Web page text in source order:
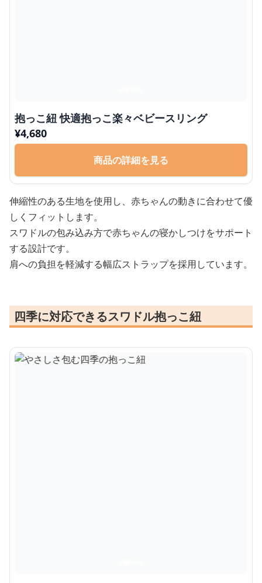
抱っこ紐 快適抱っこ楽々ベビースリング
¥4,680
商品の詳細を見る
伸縮性のある生地を使用し、赤ちゃんの動きに合わせて優
しくフィットします。
スワドルの包み込み方で赤ちゃんの寝かしつけをサポート
する設計です。
肩への負担を軽減する幅広ストラップを採用しています。
四季に対応できるスワドル抱っこ紐